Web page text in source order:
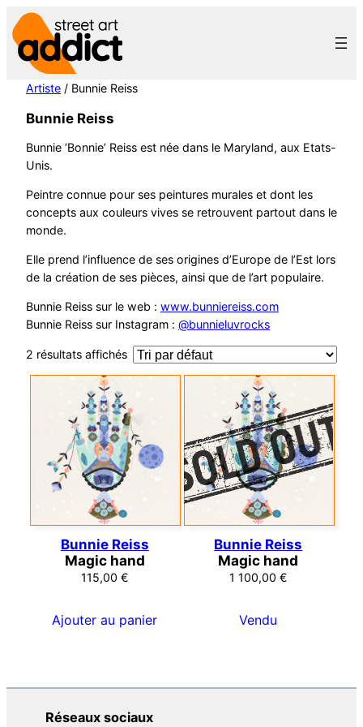
Aller
au
contenu
Artiste / Bunnie Reiss
Bunnie Reiss
Bunnie ‘Bonnie’ Reiss est née dans le Maryland, aux Etats-
Unis.
Peintre connue pour ses peintures murales et dont les
concepts aux couleurs vives se retrouvent partout dans le
monde.
Elle prend l’influence de ses origines d’Europe de l’Est lors
de la création de ses pièces, ainsi que de l’art populaire.
Bunnie Reiss sur le web : www.bunniereiss.com
Bunnie Reiss sur Instagram : @bunnieluvrocks
2 résultats affichés
Bunnie Reiss
Magic hand
115,00 €
Ajouter au panier
Bunnie Reiss
Magic hand
1 100,00 €
Vendu
Réseaux sociaux